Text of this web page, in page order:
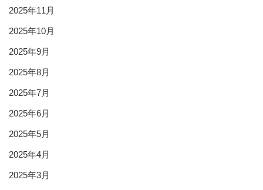
2025年11月
2025年10月
2025年9月
2025年8月
2025年7月
2025年6月
2025年5月
2025年4月
2025年3月